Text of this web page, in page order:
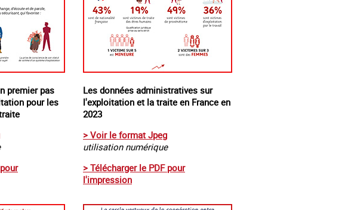
premier pas
pour les
Les données administratives sur
l'exploitation et la traite en France en
2023
> Voir le format Jpeg
utilisation numérique
> Télécharger le PDF pour
l'impression